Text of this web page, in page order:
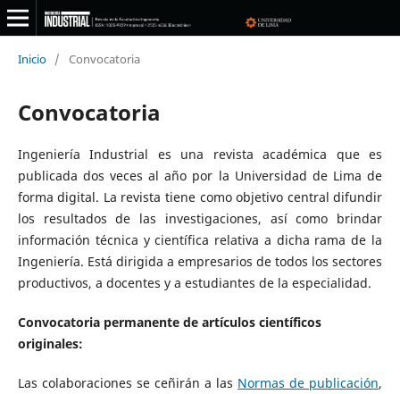
Inicio / Convocatoria
Convocatoria
Ingeniería Industrial es una revista académica que es
publicada dos veces al año por la Universidad de Lima de
forma digital. La revista tiene como objetivo central difundir
los resultados de las investigaciones, así como brindar
información técnica y científica relativa a dicha rama de la
Ingeniería. Está dirigida a empresarios de todos los sectores
productivos, a docentes y a estudiantes de la especialidad.
Convocatoria permanente de artículos científicos
originales:
Las colaboraciones se ceñirán a las Normas de publicación,